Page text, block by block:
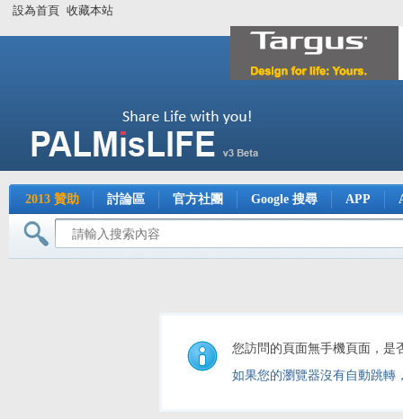
設為首頁 收藏本站
2013 贊助 討論區 官方社團 Google 搜尋 APP
您訪問的頁面無手機頁面，是
如果您的瀏覽器沒有自動跳轉